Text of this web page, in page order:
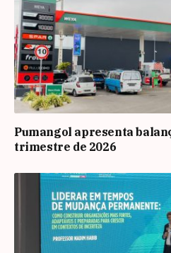
Pumangol apresenta
trimestre de 2026